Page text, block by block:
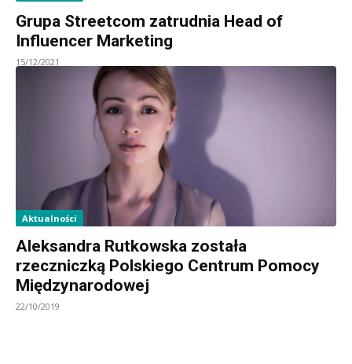
Grupa Streetcom zatrudnia Head of
Influencer Marketing
15/12/2021
Aktualności
Aleksandra Rutkowska została
rzeczniczką Polskiego Centrum Pomocy
Międzynarodowej
22/10/2019